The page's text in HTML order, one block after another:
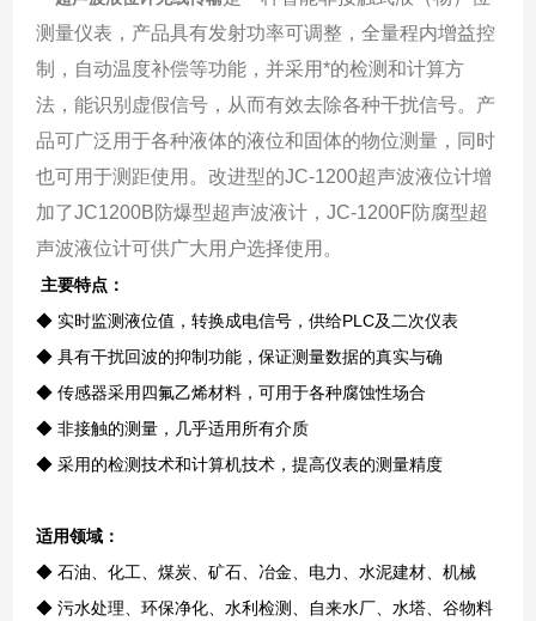
测量仪表，产品具有发射功率可调整，全量程内增益控
制，自动温度补偿等功能，并采用*的检测和计算方
法，能识别虚假信号，从而有效去除各种干扰信号。产
品可广泛用于各种液体的液位和固体的物位测量，同时
也可用于测距使用。改进型的JC-1200超声波液位计增
加了JC1200B防爆型超声波液计，JC-1200F防腐型超
声波液位计可供广大用户选择使用。
主要特点：
◆ 实时监测液位值，转换成电信号，供给PLC及二次仪表
◆ 具有干扰回波的抑制功能，保证测量数据的真实与确
◆ 传感器采用四氟乙烯材料，可用于各种腐蚀性场合
◆ 非接触的测量，几乎适用所有介质
◆ 采用的检测技术和计算机技术，提高仪表的测量精度
适用领域：
◆ 石油、化工、煤炭、矿石、冶金、电力、水泥建材、机械
◆ 污水处理、环保净化、水利检测、自来水厂、水塔、谷物料